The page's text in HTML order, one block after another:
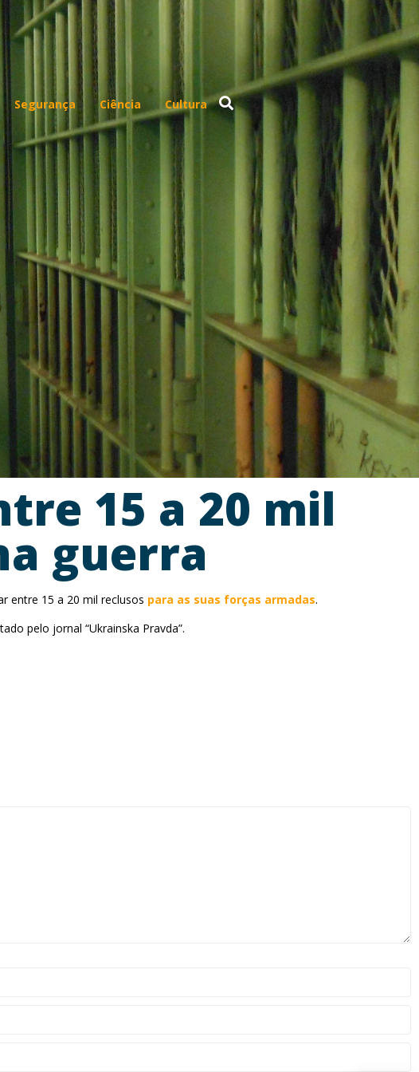
Segurança Ciência Cultura
15 a 20 mil
guerra
entre 15 a 20 mil reclusos para as suas forças armadas.
pelo jornal “Ukrainska Pravda”.